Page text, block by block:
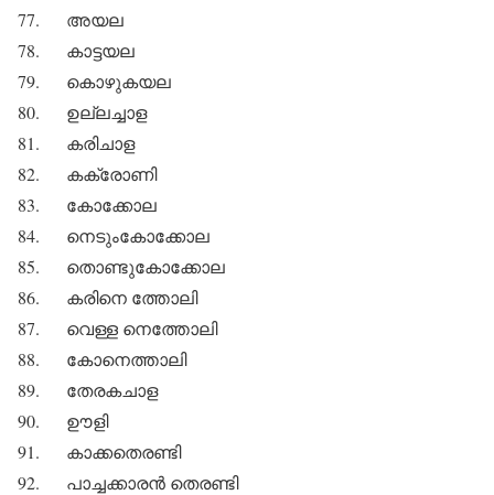
77. അയല
78. കാട്ടയല
79. കൊഴുകയല
80. ഉല്ലച്ചാള
81. കരിചാള
82. കക്രോണി
83. കോക്കോല
84. നെടുംകോക്കോല
85. തൊണ്ടുകോക്കോല
86. കരിനെ ത്തോലി
87. വെള്ള നെത്തോലി
88. കോനെത്താലി
89. തേരകചാള
90. ഊളി
91. കാക്കതെരണ്ടി
92. പാച്ചക്കാരന്‍ തെരണ്ടി